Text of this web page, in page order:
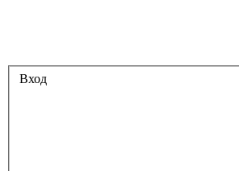
Вход